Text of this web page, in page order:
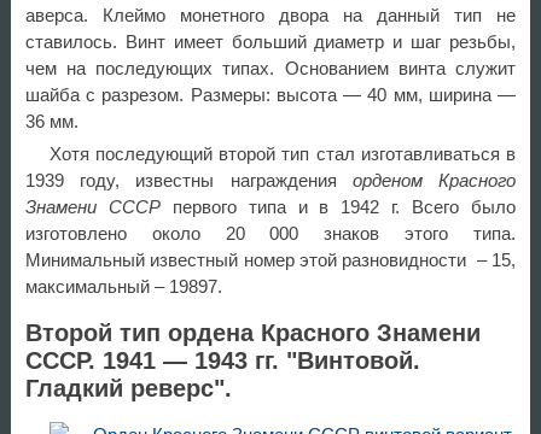
аверса. Клеймо монетного двора на данный тип не
ставилось. Винт имеет больший диаметр и шаг резьбы,
чем на последующих типах. Основанием винта служит
шайба с разрезом. Размеры: высота — 40 мм, ширина —
36 мм.
Хотя последующий второй тип стал изготавливаться в
1939 году, известны награждения орденом Красного
Знамени СССР первого типа и в 1942 г. Всего было
изготовлено около 20 000 знаков этого типа.
Минимальный известный номер этой разновидности – 15,
максимальный – 19897.
Второй тип ордена Красного Знамени
СССР. 1941 — 1943 гг. "Винтовой.
Гладкий реверс".